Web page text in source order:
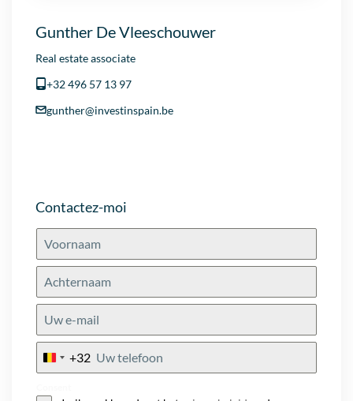
Gunther De Vleeschouwer
Real estate associate
+32 496 57 13 97
gunther@investinspain.be
Contactez-moi
Belgium
+32